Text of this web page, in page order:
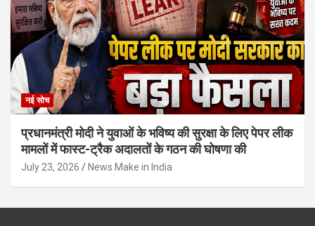
नई सोच
प्रधानमंत्री मोदी ने युवाओं के भविष्य की सुरक्षा के लिए पेपर लीक
मामलों में फास्ट-ट्रैक अदालतों के गठन की घोषणा की
July 23, 2026 News Make in India